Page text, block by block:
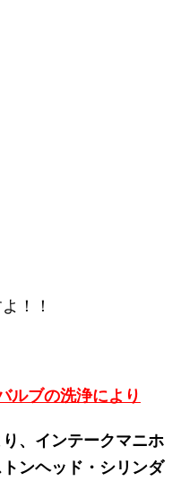
！！
ルブの洗浄により
、インテークマニホ
ンヘッド・シリンダ